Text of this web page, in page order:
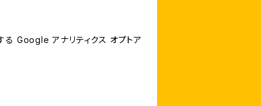
Google アナリティクス オプトア